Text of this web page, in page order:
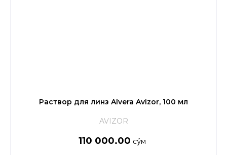
Раствор для линз Alvera Avizor, 100 мл
AVIZOR
110 000.00 сўм